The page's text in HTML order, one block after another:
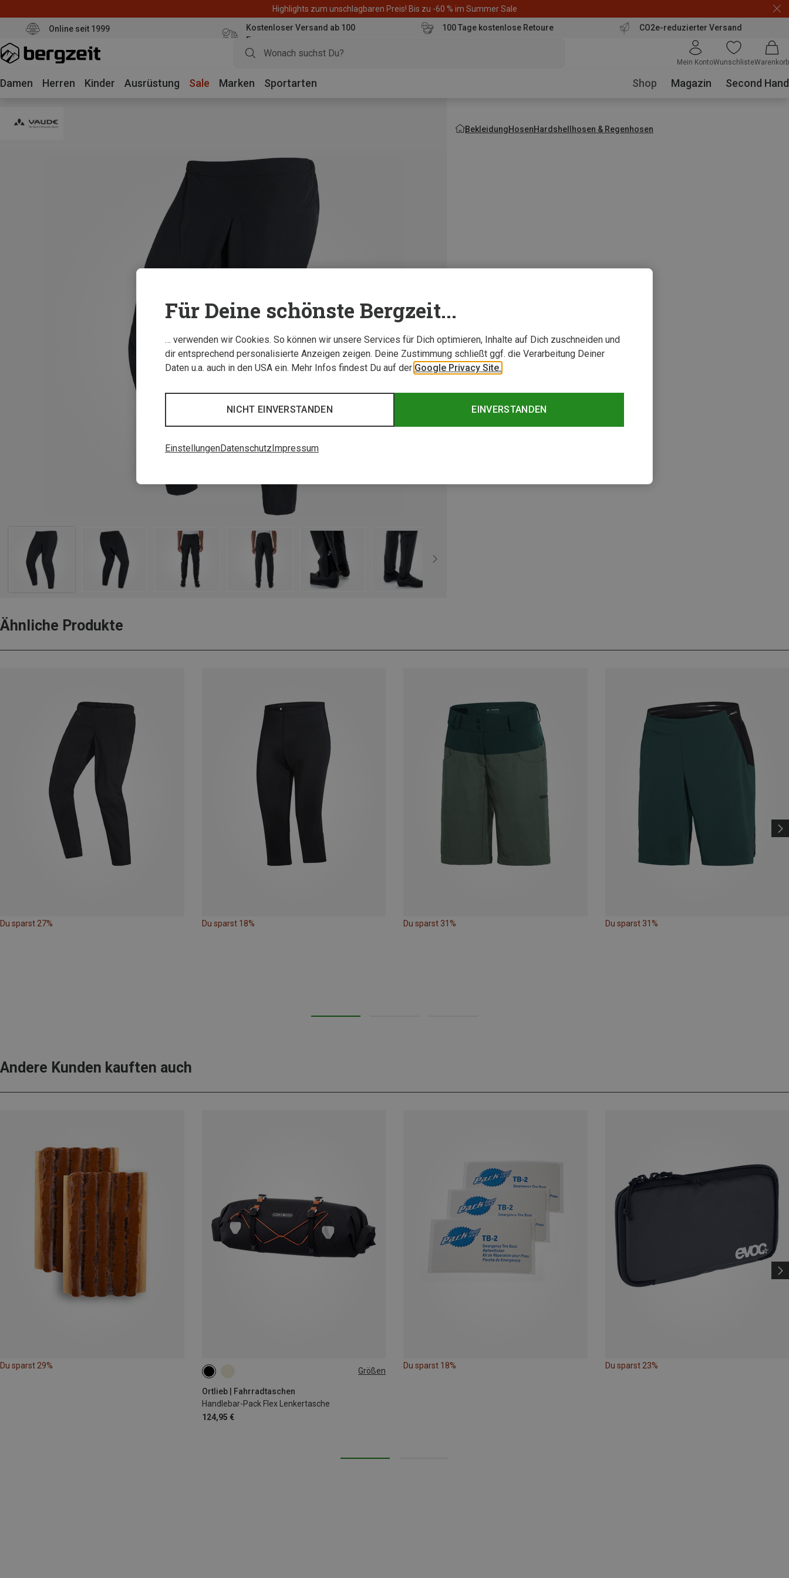
Highlights zum unschlagbaren Preis! Bis zu -60 % im Summer Sale
Online seit 1999
Kostenloser Versand ab 100
Euro
100 Tage kostenlose Retoure CO2e-reduzierter Versand
Mein KontoWunschlisteWarenkorb
Damen Herren Kinder Ausrüstung Sale Marken Sportarten Shop Magazin Second Hand
BekleidungHosenHardshellhosen & Regenhosen
Ähnliche Produkte
Du sparst 27% Du sparst 18% Du sparst 31% Du sparst 31%
Andere Kunden kauften auch
Du sparst 29%
Größen
Ortlieb | Fahrradtaschen
Handlebar-Pack Flex Lenkertasche
124,95 €
15L
Du sparst 18% Du sparst 23%
Für Deine schönste Bergzeit...
… verwenden wir Cookies. So können wir unsere Services für Dich optimieren, Inhalte auf Dich zuschneiden und
dir entsprechend personalisierte Anzeigen zeigen. Deine Zustimmung schließt ggf. die Verarbeitung Deiner
Daten u.a. auch in den USA ein. Mehr Infos findest Du auf der Google Privacy Site.
EINVERSTANDEN
NICHT EINVERSTANDEN
EinstellungenDatenschutz Impressum